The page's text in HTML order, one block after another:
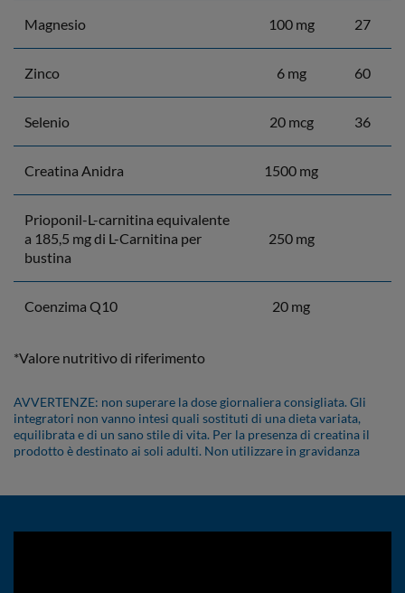
Magnesio 100 mg 27
Zinco 6 mg 60
Selenio 20 mcg 36
Creatina Anidra 1500 mg
Prioponil-L-carnitina equivalente
a 185,5 mg di L-Carnitina per
bustina
250 mg
Coenzima Q10 20 mg
*Valore nutritivo di riferimento
AVVERTENZE: non superare la dose giornaliera consigliata. Gli
integratori non vanno intesi quali sostituti di una dieta variata,
equilibrata e di un sano stile di vita. Per la presenza di creatina il
prodotto è destinato ai soli adulti. Non utilizzare in gravidanza